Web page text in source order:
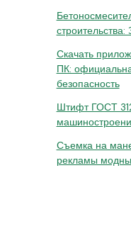
строительства:
Скачать
ПК:
безопасность
Штифт ГОСТ
Съемка на
рекламы